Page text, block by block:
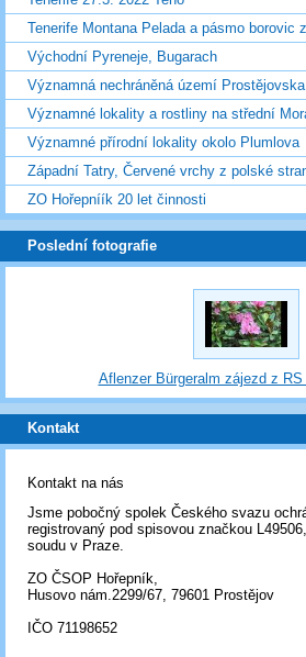
Tenerife Montana Pelada a pásmo borovic
Východní Pyreneje, Bugarach
Významná nechráněná území Prostějovska
Významné lokality a rostliny na střední
Významné přírodní lokality okolo Plumlova
Západní Tatry, Červené vrchy z polské
ZO Hořepníík 20 let činnosti
Poslední fotografie
Aflenzer Bürgeralm zájezd z
Kontakt
Kontakt na nás
Jsme pobočný spolek Českého svazu
registrovaný pod spisovou značkou
soudu v Praze.
ZO ČSOP Hořepník,
Husovo nám.2299/67, 79601 Prostějov
IČO 71198652